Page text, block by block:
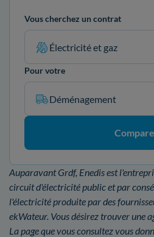
Vous cherchez un contrat
Électricité et gaz
Pour votre
Déménagement
Auparavant Grdf, Enedis est
circuit d'électricité public et par
l'électricité produite par des
ekWateur. Vous désirez trouver une
La page que vous consultez vous